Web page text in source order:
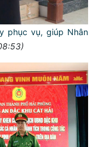
phục vụ, giúp Nhân